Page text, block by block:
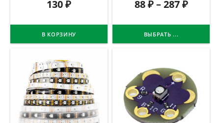
130₽
В КОРЗИНУ
88₽–287₽
ВЫБРАТЬ ...